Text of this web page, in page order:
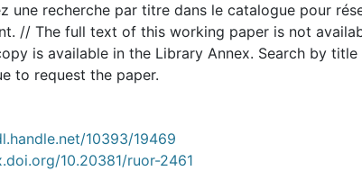
une recherche par titre dans le catalogue pour
// The full text of this working paper is not
is available in the Library Annex. Search by title
to request the paper.
10393/19469
10.20381/ruor-2461